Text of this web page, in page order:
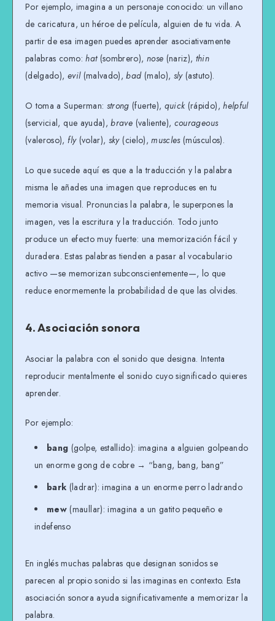
Por ejemplo, imagina a un personaje conocido: un villano
de caricatura, un héroe de película, alguien de tu vida. A
partir de esa imagen puedes aprender asociativamente
palabras como:hat(sombrero), nose (nariz), thin
(delgado), evil(malvado),bad(malo), sly(astuto).
O toma a Superman: strong (fuerte), quick (rápido),helpful
(servicial, que ayuda),brave (valiente), courageous
(valeroso),fly(volar), sky(cielo),muscles(músculos).
Lo que sucede aquí es que a la traducción y la palabra
misma le añades una imagen que reproduces en tu
memoria visual. Pronuncias la palabra, le superpones la
imagen, ves la escritura y la traducción. Todo junto
produce un efecto muy fuerte: una memorización fácil y
duradera. Estas palabras tienden a pasar al vocabulario
activo —se memorizan subconscientemente—, lo que
reduce enormemente la probabilidad de que las olvides.
4. Asociación sonora
Asociar la palabra con el sonido que designa. Intenta
reproducir mentalmente el sonido cuyo significado quieres
aprender.
Por ejemplo:
bang (golpe, estallido): imagina a alguien golpeando
un enorme gong de cobre → “bang, bang, bang”
bark (ladrar): imagina a un enorme perro ladrando
mew (maullar): imagina a un gatito pequeño e
indefenso
En inglés muchas palabras que designan sonidos se
parecen al propio sonido si las imaginas en contexto. Esta
asociación sonora ayuda significativamente a memorizar la
palabra.